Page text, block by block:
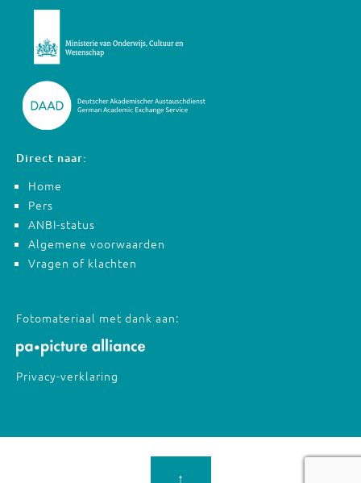
Direct naar:
Home
Pers
ANBI-status
Algemene voorwaarden
Vragen of klachten
Fotomateriaal met dank aan:
Privacy-verklaring
↑